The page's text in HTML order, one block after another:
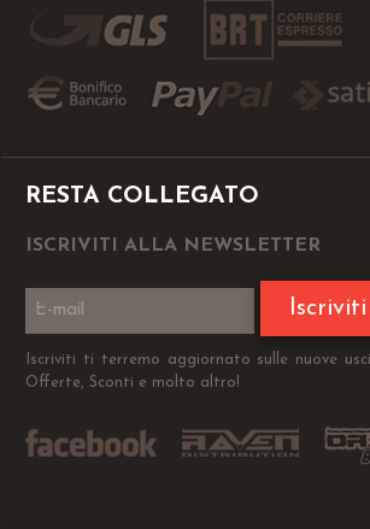
RESTA COLLEGATO
ISCRIVITI ALLA NEWSLETTER
Iscriviti
Iscriviti ti terremo aggiornato sulle nuove
Offerte, Sconti e molto altro!